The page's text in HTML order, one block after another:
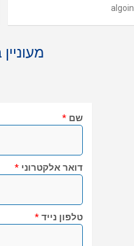
algoin
שם *
דואר אלקטרוני *
טלפון נייד *